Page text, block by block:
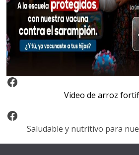
Video Arroz Fortificado
Video de arroz
Facebook
Saludable y nutritivo para